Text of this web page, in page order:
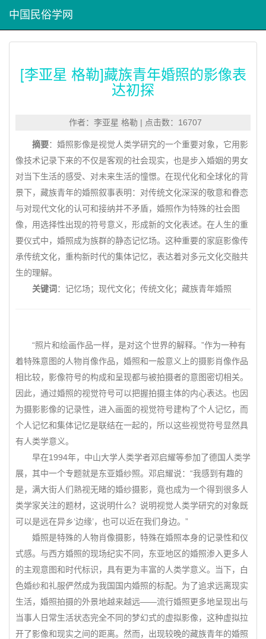
中国民俗学网
[李亚星 格勒]藏族青年婚照的影像表
达初探
作者：李亚星 格勒 | 点击数：16707
摘要：婚照影像是视觉人类学研究的一个重要对象，它用影
像技术记录下来的不仅是客观的社会现实，也是步入婚姻的男女
对当下生活的感受、对未来生活的憧憬。在现代化和全球化的背
景下，藏族青年的婚照叙事表明：对传统文化深深的敬意和眷恋
与对现代文化的认可和接纳并不矛盾，婚照作为特殊的社会图
像，用选择性出现的符号意义，形成新的文化表述。在人生的重
要仪式中，婚照成为族群的静态记忆场。这种重要的家庭影像传
承传统文化，重构新时代的集体记忆，表达着对多元文化交融共
生的理解。
关键词 ：记忆场；现代文化；传统文化；藏族青年婚照
“照片和绘画作品一样，是对这个世界的解释。”作为一种有
着特殊意图的人物肖像作品，婚照和一般意义上的摄影肖像作品
相比较，影像符号的构成和呈现都与被拍摄者的意图密切相关。
因此，通过婚照的视觉符号可以把握拍摄主体的内心表达。也因
为摄影影像的记录性，进入画面的视觉符号建构了个人记忆，而
个人记忆和集体记忆是联结在一起的，所以这些视觉符号显然具
有人类学意义。
早在1994年，中山大学人类学者邓启耀等参加了德国人类学
展，其中一个专题就是东亚婚纱照。邓启耀说：“我感到有趣的
是，满大街人们熟视无睹的婚纱摄影，竟也成为一个得到很多人
类学家关注的题材，这说明什么？说明视觉人类学研究的对象既
可以是远在异乡‘边缘’，也可以近在我们身边。”
婚照是特殊的人物肖像摄影，特殊在婚照本身的记录性和仪
式感。与西方婚照的现场纪实不同，东亚地区的婚照渗入更多人
的主观意图和时代标识，具有更为丰富的人类学意义。当下，白
色婚纱和礼服俨然成为我国国内婚照的标配。为了追求远离现实
生活，婚照拍摄的外景地越来越远——流行婚照更多地呈现出与
当事人日常生活状态完全不同的梦幻式的虚拟影像，这种虚拟拉
开了影像和现实之间的距离。然而，出现较晚的藏族青年的婚照